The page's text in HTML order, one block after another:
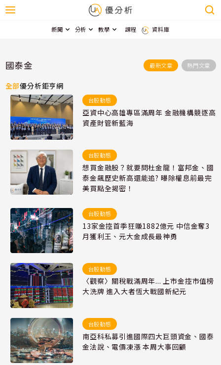
新聞 分析 教學 課程 資料庫
國泰金 最新文章 熱門文章
全部優分析鉅亨網
台股動態
亞資中心高雄專區滿周年 金融機構競逐高
資產財管新藍海
台股動態
想買金融股？就要問杜金龍！富邦金、國
泰金飆歷史新高還能追? 曝除權息前最完
美買點全揭密！
台股動態
13家金控首季狂賺1882億元 中信金奪3
月獲利王、元大金成長最神勇
台股動態
〈觀察〉關稅戰滿周年... 上市金控市值榜
大洗牌 進入大者恆大戰國新紀元
台股動態
南亞科私募引進國際四大巨頭資金、國泰
金法說、電價凍漲 本周大事回顧